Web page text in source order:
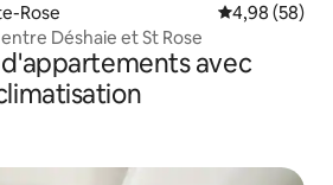
Rose Évaluation
4,98 (58)
Déshaie et St Rose
avec